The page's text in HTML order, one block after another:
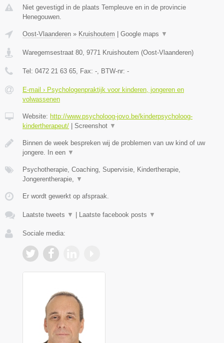
Niet gevestigd in de plaats Templeuve en in de provincie
Henegouwen.
Oost-Vlaanderen » Kruishoutem Google maps ▼
Waregemsestraat 80, 9771 Kruishoutem (Oost-Vlaanderen)
Tel: 0472 21 63 65, Fax: -, BTW-nr: -
E-mail › Psychologenpraktijk voor kinderen, jongeren en
volwassenen
Website: http://www.psycholoog-jovo.be/kinderpsycholoog-
kindertherapeut/
Screenshot ▼
Binnen de week bespreken wij de problemen van uw kind of uw
jongere. In een ▼
Psychotherapie, Coaching, Supervisie, Kindertherapie,
Jongerentherapie, ▼
Er wordt gewerkt op afspraak.
Laatste tweets ▼ Laatste facebook posts ▼
Sociale media: